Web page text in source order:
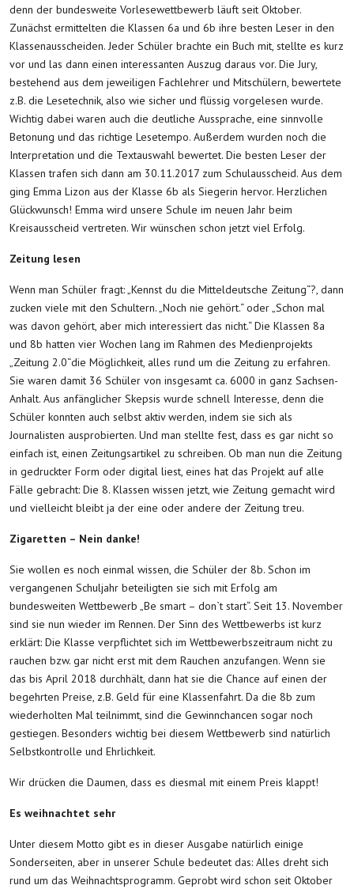
denn der bundesweite Vorlesewettbewerb läuft seit Oktober.
Zunächst ermittelten die Klassen 6a und 6b ihre besten Leser in den
Klassenausscheiden. Jeder Schüler brachte ein Buch mit, stellte es kurz
vor und las dann einen interessanten Auszug daraus vor. Die Jury,
bestehend aus dem jeweiligen Fachlehrer und Mitschülern, bewertete
z.B. die Lesetechnik, also wie sicher und flüssig vorgelesen wurde.
Wichtig dabei waren auch die deutliche Aussprache, eine sinnvolle
Betonung und das richtige Lesetempo. Außerdem wurden noch die
Interpretation und die Textauswahl bewertet. Die besten Leser der
Klassen trafen sich dann am 30.11.2017 zum Schulausscheid. Aus dem
ging Emma Lizon aus der Klasse 6b als Siegerin hervor. Herzlichen
Glückwunsch! Emma wird unsere Schule im neuen Jahr beim
Kreisausscheid vertreten. Wir wünschen schon jetzt viel Erfolg.
Zeitung lesen
Wenn man Schüler fragt: „Kennst du die Mitteldeutsche Zeitung“?, dann
zucken viele mit den Schultern. „Noch nie gehört.“ oder „Schon mal
was davon gehört, aber mich interessiert das nicht.“ Die Klassen 8a
und 8b hatten vier Wochen lang im Rahmen des Medienprojekts
„Zeitung 2.0“die Möglichkeit, alles rund um die Zeitung zu erfahren.
Sie waren damit 36 Schüler von insgesamt ca. 6000 in ganz Sachsen-
Anhalt. Aus anfänglicher Skepsis wurde schnell Interesse, denn die
Schüler konnten auch selbst aktiv werden, indem sie sich als
Journalisten ausprobierten. Und man stellte fest, dass es gar nicht so
einfach ist, einen Zeitungsartikel zu schreiben. Ob man nun die Zeitung
in gedruckter Form oder digital liest, eines hat das Projekt auf alle
Fälle gebracht: Die 8. Klassen wissen jetzt, wie Zeitung gemacht wird
und vielleicht bleibt ja der eine oder andere der Zeitung treu.
Zigaretten – Nein danke!
Sie wollen es noch einmal wissen, die Schüler der 8b. Schon im
vergangenen Schuljahr beteiligten sie sich mit Erfolg am
bundesweiten Wettbewerb „Be smart – don`t start“. Seit 13. November
sind sie nun wieder im Rennen. Der Sinn des Wettbewerbs ist kurz
erklärt: Die Klasse verpflichtet sich im Wettbewerbszeitraum nicht zu
rauchen bzw. gar nicht erst mit dem Rauchen anzufangen. Wenn sie
das bis April 2018 durchhält, dann hat sie die Chance auf einen der
begehrten Preise, z.B. Geld für eine Klassenfahrt. Da die 8b zum
wiederholten Mal teilnimmt, sind die Gewinnchancen sogar noch
gestiegen. Besonders wichtig bei diesem Wettbewerb sind natürlich
Selbstkontrolle und Ehrlichkeit.
Wir drücken die Daumen, dass es diesmal mit einem Preis klappt!
Es weihnachtet sehr
Unter diesem Motto gibt es in dieser Ausgabe natürlich einige
Sonderseiten, aber in unserer Schule bedeutet das: Alles dreht sich
rund um das Weihnachtsprogramm. Geprobt wird schon seit Oktober